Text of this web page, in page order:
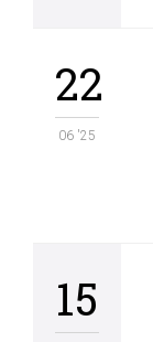
22
06 '25
15